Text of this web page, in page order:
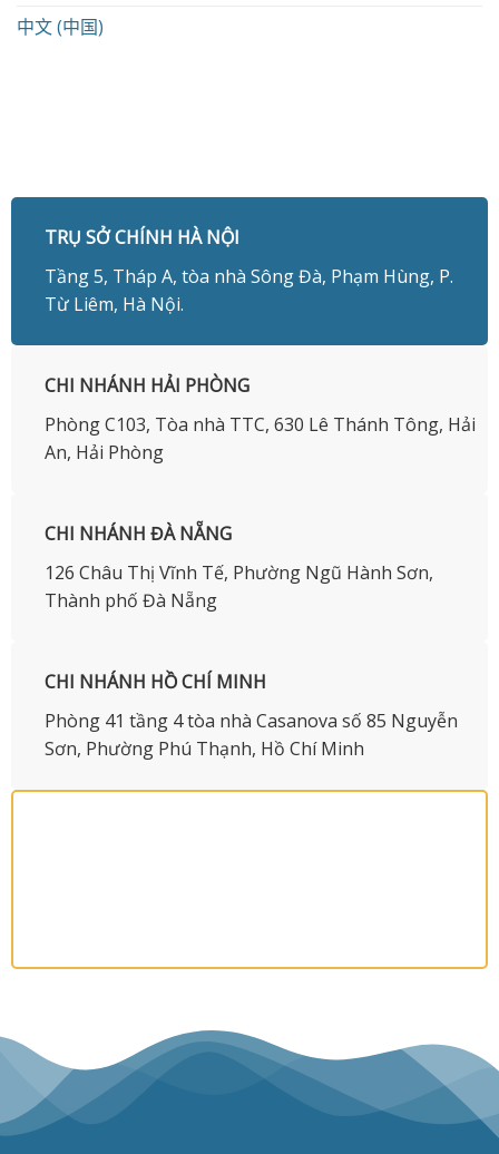
中文 (中国)
TRỤ SỞ CHÍNH HÀ NỘI
Tầng 5, Tháp A, tòa nhà Sông Đà, Phạm Hùng, P.
Từ Liêm, Hà Nội.
CHI NHÁNH HẢI PHÒNG
Phòng C103, Tòa nhà TTC, 630 Lê Thánh Tông, Hải
An, Hải Phòng
CHI NHÁNH ĐÀ NẴNG
126 Châu Thị Vĩnh Tế, Phường Ngũ Hành Sơn,
Thành phố Đà Nẵng
CHI NHÁNH HỒ CHÍ MINH
Phòng 41 tầng 4 tòa nhà Casanova số 85 Nguyễn
Sơn, Phường Phú Thạnh, Hồ Chí Minh